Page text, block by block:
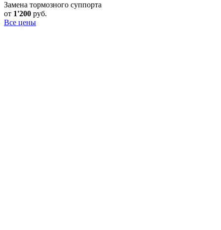
Замена тормозного суппорта
от 1'200 руб.
Все цены